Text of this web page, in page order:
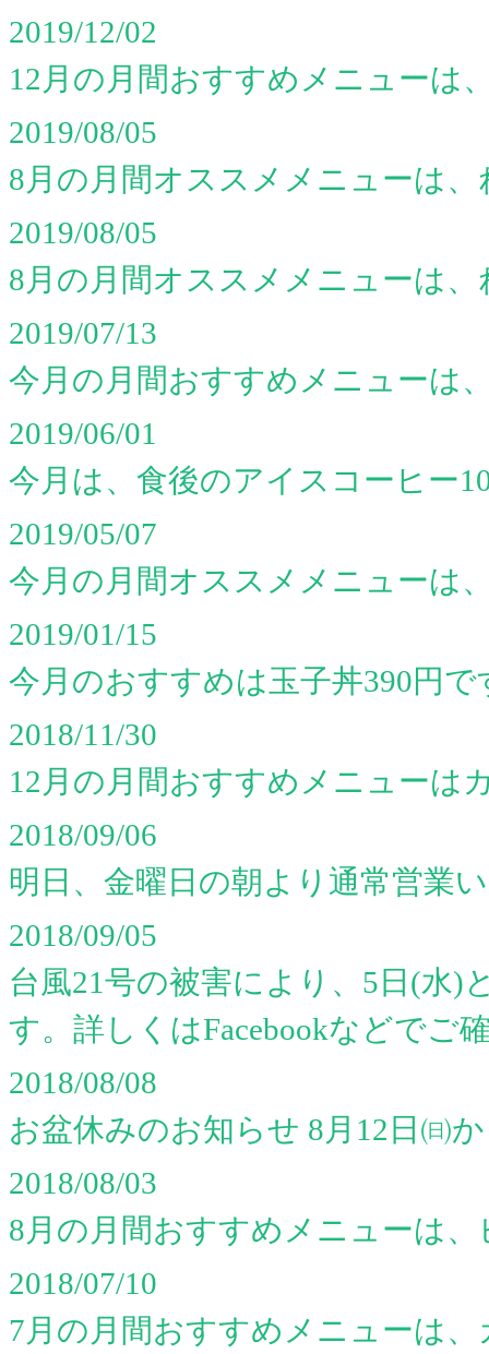
2019/12/02
12月の月間おすすめメニューは
2019/08/05
8月の月間オススメメニューは
2019/08/05
8月の月間オススメメニューは
2019/07/13
今月の月間おすすめメニューは
2019/06/01
今月は、食後のアイスコーヒー
2019/05/07
今月の月間オススメメニューは
2019/01/15
今月のおすすめは玉子丼390円で
2018/11/30
12月の月間おすすめメニューは
2018/09/06
明日、金曜日の朝より通常営業
2018/09/05
台風21号の被害により、5日(水)
す。詳しくはFacebookなどでご
2018/08/08
お盆休みのお知らせ 8月12日㈰
2018/08/03
8月の月間おすすめメニューは
2018/07/10
7月の月間おすすめメニューは